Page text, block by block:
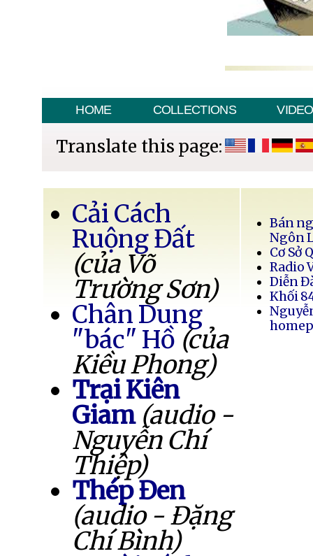
HOME COLLECTIONS VIDEO
Translate this page:
Cải Cách
Ruộng Đất
(của Võ
Trường Sơn)
Chân Dung
"bác" Hồ (của
Kiều Phong)
Trại Kiên
Giam (audio -
Nguyễn Chí
Thiệp)
Thép Đen
(audio - Đặng
Chí Bình)
Bán
Ngôn
Cơ Sở
Radio
Diễn
Khối